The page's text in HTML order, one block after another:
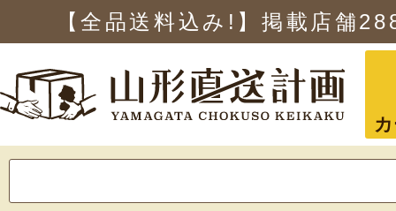
【全品送料込み!】掲載店舗
索: